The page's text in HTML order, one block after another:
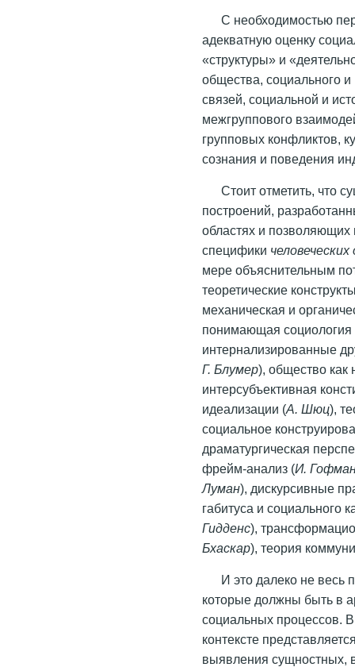
С необходимостью
адекватную оценку
«структуры» и
общества, социального и
связей, социальной и
межгруппового
групповых конфликтов,
сознания и поведения
Стоит отметить, что
построений,
областях и позволяющих
специфики
мере объяснительным
теоретические
механическая и
понимающая социология
интернализированные
Г. Блумер), общество как
интерсубъективная
идеализации (А. Шюц),
социальное
драматургическая
фрейм-анализ (И.
Луман), дискурсивные
габитуса и социального
Гидденс),
Бхаскар), теория
И это далеко не весь
которые должны быть в
социальных процессов.
контексте
выявления сущностных,